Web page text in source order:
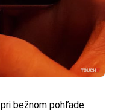
bežnom pohľade